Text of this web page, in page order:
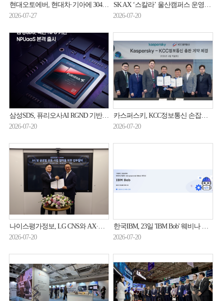
현대오토에버, 현대차·기아에 3044억원 규모 GPU 서버 공급
2026-07-27
SK AX ‘스칼라’ 울산캠퍼스 운영…산업 AI 전환 인재 양성
2026-07-20
삼성SDS, 퓨리오사AI RGND 기반 NPUaaS 출시
2026-07-20
카스퍼스키, KCC정보통신 손잡고 ‘OT 보안’ 정조준
2026-07-20
나이스평가정보, LG CNS와 AX·글로벌 사업 맞손
2026-07-20
한국IBM, 23일 'IBM Bob' 웨비나 개최…"기획부터 배포까지 AI가 지원"
2026-07-20